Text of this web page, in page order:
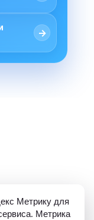
→
ИНН
Метрику для
Метрика